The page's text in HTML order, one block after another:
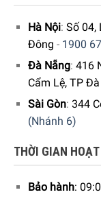
Hà Nội: Số 04,
Đông - 1900
Đà Nẵng: 416
Cẩm Lệ, TP
Sài Gòn: 344
(Nhánh 6)
THỜI GIAN
Bảo hành: